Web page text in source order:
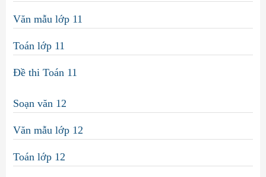
Văn mẫu lớp 11
Toán lớp 11
Đề thi Toán 11
Soạn văn 12
Văn mẫu lớp 12
Toán lớp 12